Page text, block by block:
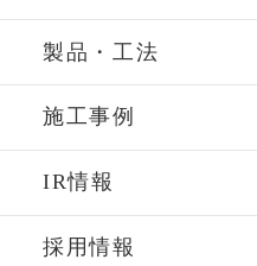
製品・工法
施工事例
IR情報
採用情報